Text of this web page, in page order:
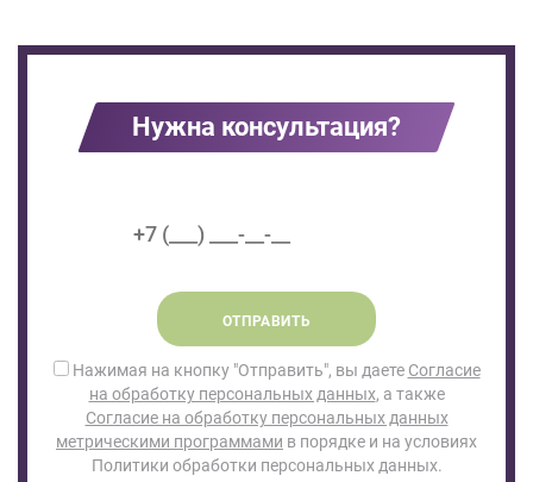
Нужна консультация?
ОТПРАВИТЬ
Нажимая на кнопку "Отправить", вы даете Согласие
на обработку персональных данных, а также
Согласие на обработку персональных данных
метрическими программами в порядке и на условиях
Политики обработки персональных данных.